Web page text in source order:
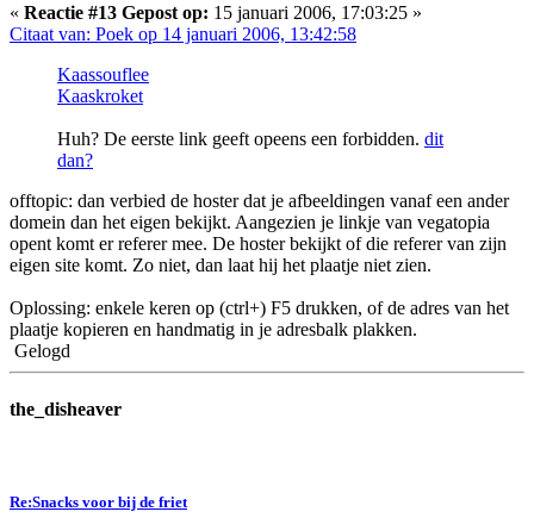
« Reactie #13 Gepost op: 15 januari 2006, 17:03:25 »
Citaat van: Poek op 14 januari 2006, 13:42:58
Kaassouflee
Kaaskroket
Huh? De eerste link geeft opeens een forbidden. dit
dan?
offtopic: dan verbied de hoster dat je afbeeldingen vanaf een ander
domein dan het eigen bekijkt. Aangezien je linkje van vegatopia
opent komt er referer mee. De hoster bekijkt of die referer van zijn
eigen site komt. Zo niet, dan laat hij het plaatje niet zien.
Oplossing: enkele keren op (ctrl+) F5 drukken, of de adres van het
plaatje kopieren en handmatig in je adresbalk plakken.
Gelogd
the_disheaver
Re:Snacks voor bij de friet